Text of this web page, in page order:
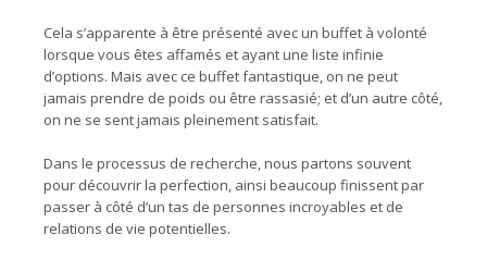
Cela s’apparente à être présenté avec un buffet à volonté
lorsque vous êtes affamés et ayant une liste infinie
d’options. Mais avec ce buffet fantastique, on ne peut
jamais prendre de poids ou être rassasié; et d’un autre côté,
on ne se sent jamais pleinement satisfait.
Dans le processus de recherche, nous partons souvent
pour découvrir la perfection, ainsi beaucoup finissent par
passer à côté d’un tas de personnes incroyables et de
relations de vie potentielles.